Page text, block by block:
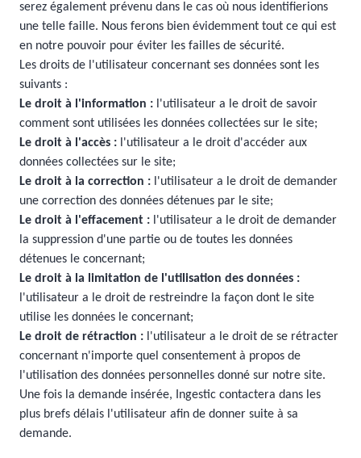
serez également prévenu dans le cas où nous identifierions
une telle faille. Nous ferons bien évidemment tout ce qui est
en notre pouvoir pour éviter les failles de sécurité.
Les droits de l'utilisateur concernant ses données sont les
suivants :
Le droit à l'information : l'utilisateur a le droit de savoir
comment sont utilisées les données collectées sur le site;
Le droit à l'accès : l'utilisateur a le droit d'accéder aux
données collectées sur le site;
Le droit à la correction : l'utilisateur a le droit de demander
une correction des données détenues par le site;
Le droit à l'effacement : l'utilisateur a le droit de demander
la suppression d'une partie ou de toutes les données
détenues le concernant;
Le droit à la limitation de l'utilisation des données :
l'utilisateur a le droit de restreindre la façon dont le site
utilise les données le concernant;
Le droit de rétraction : l'utilisateur a le droit de se rétracter
concernant n'importe quel consentement à propos de
l'utilisation des données personnelles donné sur notre site.
Une fois la demande insérée, Ingestic contactera dans les
plus brefs délais l'utilisateur afin de donner suite à sa
demande.